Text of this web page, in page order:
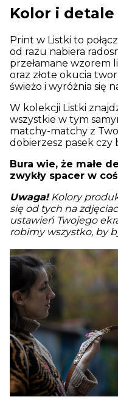
Kolor i detale
Print w Listki to
od razu nabiera
przełamane wzorem
oraz złote okucia
świeżo i wyróżnia się
W kolekcji Listki
wszystkie w tym
matchy-matchy z
dobierzesz pasek czy
Bura wie, że małe
zwykły spacer w
Uwaga!Kolory
się od tych na
ustawień Twojego
robimy wszystko, by